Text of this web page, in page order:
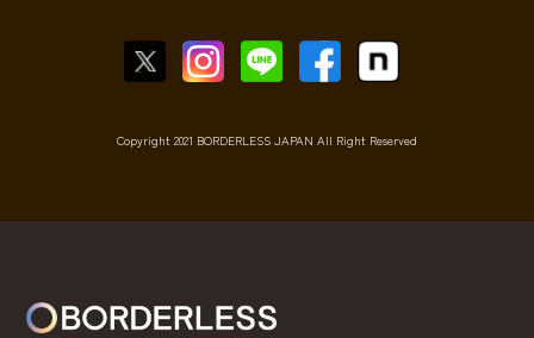
Copyright 2021 BORDERLESS JAPAN All Right Reserved